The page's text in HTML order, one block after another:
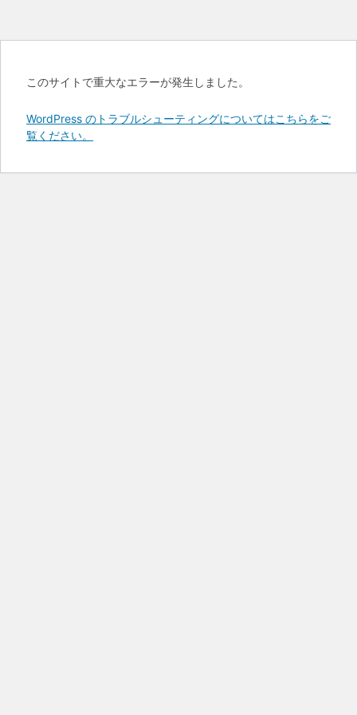
このサイトで重大なエラーが発生しました。
WordPress のトラブルシューティングについてはこちらをご
覧ください。